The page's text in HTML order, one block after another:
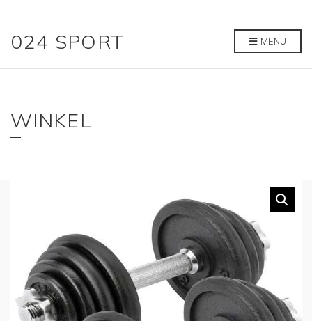
024 SPORT MENU
WINKEL